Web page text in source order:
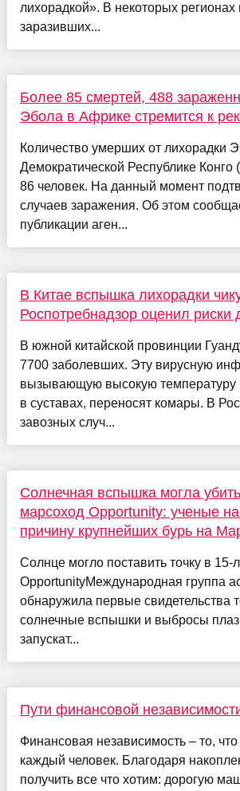
лихорадкой». В некоторых регионах
заразивших...
Более 85 смертей, 488
Эбола в Африке стремится к
Количество умерших от лихорадки
Демократической Республике Конго
86 человек. На данный момент
случаев заражения. Об этом
публикации аген...
В Китае вспышка лихорадки
Роспотребнадзор оценил риски
В южной китайской провинции
7700 заболевших. Эту вирусную
вызывающую высокую температуру
в суставах, переносят комары. В
завозных случ...
Солнечная вспышка могла
марсоход Opportunity: ученые
причину крупнейших бурь на
Солнце могло поставить точку в 15-
OpportunityМеждународная группа
обнаружила первые свидетельства
солнечные вспышки и выбросы
запускат...
Пути финансовой
Финансовая независимость – то,
каждый человек. Благодаря
получить все что хотим: дорогую